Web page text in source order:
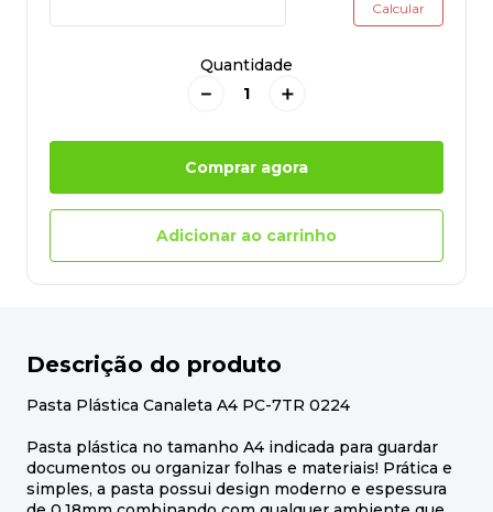
Quantidade
＋
－
Comprar agora
Adicionar ao carrinho
Descrição do produto
Pasta Plástica Canaleta A4 PC-7TR 0224
Pasta plástica no tamanho A4 indicada para guardar
documentos ou organizar folhas e materiais! Prática e
simples, a pasta possui design moderno e espessura